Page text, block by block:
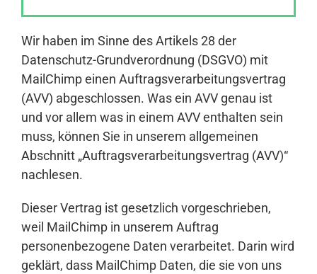
Wir haben im Sinne des Artikels 28 der
Datenschutz-Grundverordnung (DSGVO) mit
MailChimp einen Auftragsverarbeitungsvertrag
(AVV) abgeschlossen. Was ein AVV genau ist
und vor allem was in einem AVV enthalten sein
muss, können Sie in unserem allgemeinen
Abschnitt „Auftragsverarbeitungsvertrag (AVV)“
nachlesen.
Dieser Vertrag ist gesetzlich vorgeschrieben,
weil MailChimp in unserem Auftrag
personenbezogene Daten verarbeitet. Darin wird
geklärt, dass MailChimp Daten, die sie von uns